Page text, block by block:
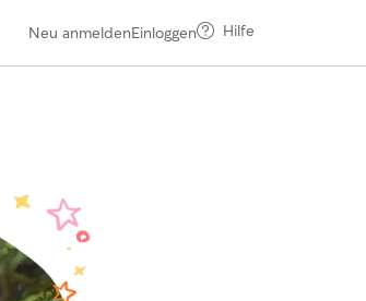
Neu anmeldenEinloggen Hilfe